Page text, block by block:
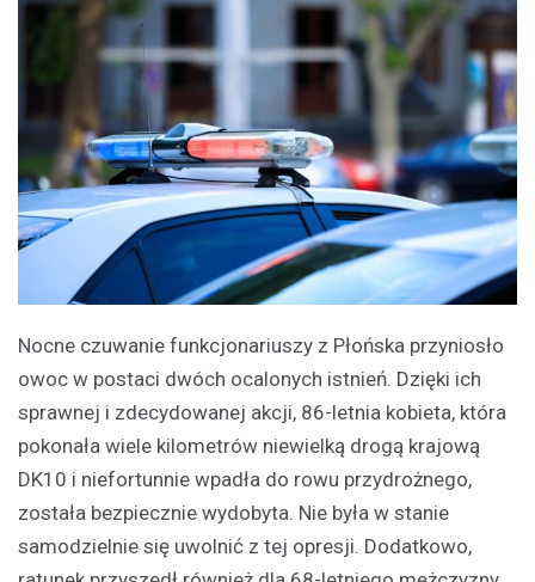
Nocne czuwanie funkcjonariuszy z Płońska przyniosło
owoc w postaci dwóch ocalonych istnień. Dzięki ich
sprawnej i zdecydowanej akcji, 86-letnia kobieta, która
pokonała wiele kilometrów niewielką drogą krajową
DK10 i niefortunnie wpadła do rowu przydrożnego,
została bezpiecznie wydobyta. Nie była w stanie
samodzielnie się uwolnić z tej opresji. Dodatkowo,